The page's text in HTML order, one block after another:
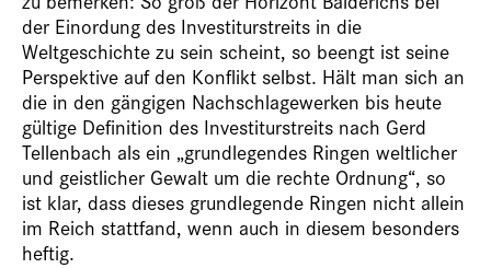
der Einordung des Investiturstreits in die
Weltgeschichte zu sein scheint, so beengt ist seine
Perspektive auf den Konflikt selbst. Hält man sich an
die in den gängigen Nachschlagewerken bis heute
gültige Definition des Investiturstreits nach Gerd
Tellenbach als ein „grundlegendes Ringen weltlicher
und geistlicher Gewalt um die rechte Ordnung“, so
ist klar, dass dieses grundlegende Ringen nicht allein
im Reich stattfand, wenn auch in diesem besonders
heftig.